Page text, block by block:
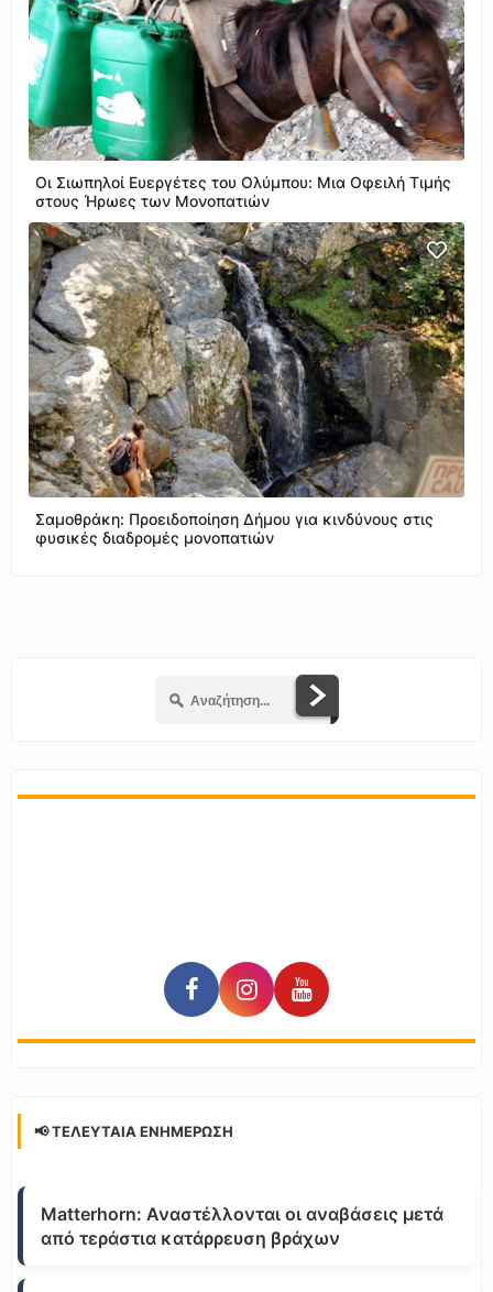
Οι Σιωπηλοί Ευεργέτες του Ολύμπου: Μια Οφειλή Τιμής
στους Ήρωες των Μονοπατιών
Σαμοθράκη: Προειδοποίηση Δήμου για κινδύνους στις
φυσικές διαδρομές μονοπατιών
📢 ΤΕΛΕΥΤΑΊΑ ΕΝΗΜΈΡΩΣΗ
Matterhorn: Αναστέλλονται οι αναβάσεις μετά
από τεράστια κατάρρευση βράχων